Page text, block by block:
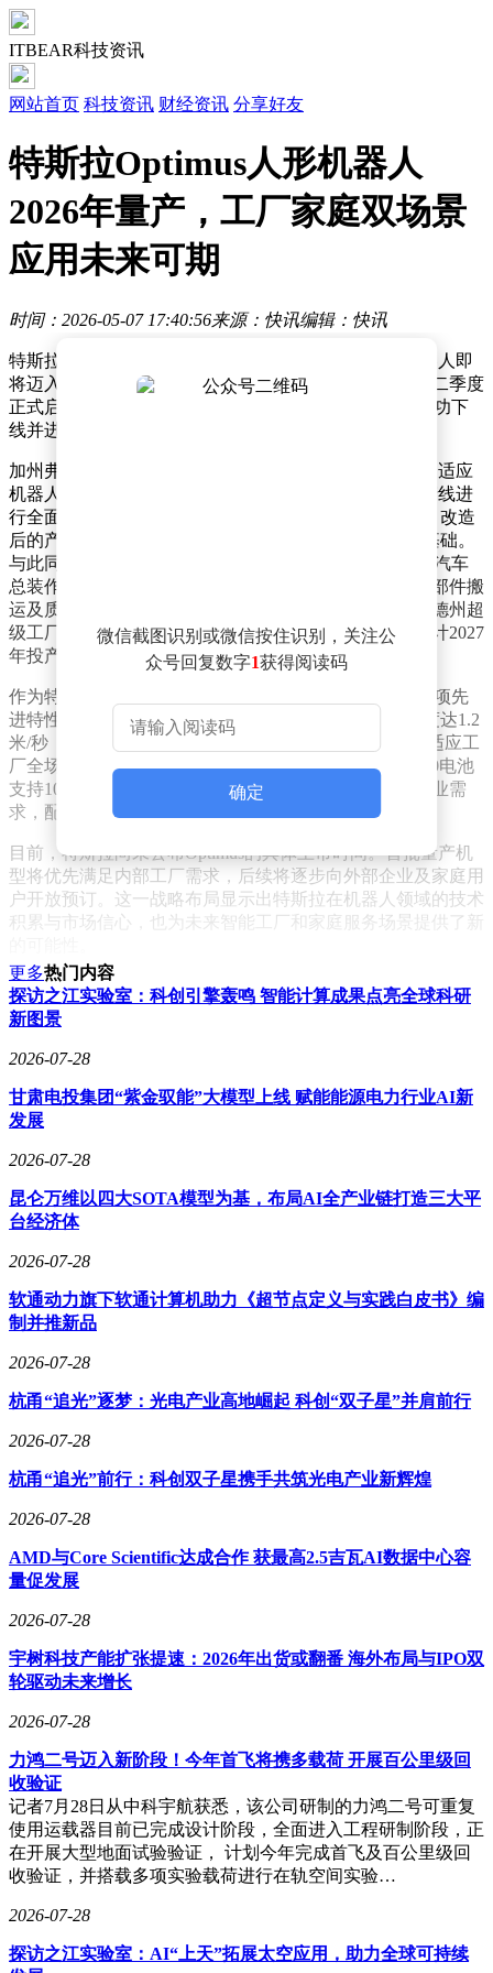
ITBEAR科技资讯
网站首页 科技资讯 财经资讯 分享好友
特斯拉Optimus人形机器人
2026年量产，工厂家庭双场景
应用未来可期
时间：2026-05-07 17:40:56来源：快讯编辑：快讯
特斯拉近日宣布，其研发的Optimus（擎天柱）人形机器人即
将迈入量产阶段。根据计划，这款机器人将于2026年第二季度
正式启动大规模生产，首批量产机型Optimus Gen-3已成功下
线并进入内部测试环节。
加州弗里蒙特工厂被选定为Optimus的核心生产基地。为适应
机器人生产需求，特斯拉已对原Model S/X旗舰车型生产线进
行全面改造，预计在4个月内完成产线切换与调试工作。改造
后的产线设计年产能可达100万台，为大规模生产奠定基础。
与此同时，上海超级工厂已投入50台Optimus Gen-3参与汽车
总装作业，这些机器人承担着座椅安装、内饰装配、零部件搬
运及质量检测等关键工序，为全球部署积累实践经验。德州超
级工厂的第二代机器人产线也在紧锣密鼓地规划中，预计2027
年投产，长期目标年产能高达1000万台。
作为特斯拉首款量产人形机器人，Optimus Gen-3具备多项先
进特性。该机器人身高173厘米，体重57公斤，行走速度达1.2
米/秒（约3.5公里/小时），最大负载能力为20公斤，可适应工
厂全场景作业需求。在续航方面，其搭载的2.3kWh 4680电池
支持10小时连续运行，仅需10分钟快充即可满足全天作业需
求，配合自主充电功能可实现24小时不间断工作。
目前，特斯拉尚未公布Optimus的具体上市时间。首批量产机
型将优先满足内部工厂需求，后续将逐步向外部企业及家庭用
户开放预订。这一战略布局显示出特斯拉在机器人领域的技术
积累与市场信心，也为未来智能工厂和家庭服务场景提供了新
微信截图识别或微信按住识别，关注公
众号回复数字1获得阅读码
确定
更多热门内容
探访之江实验室：科创引擎轰鸣 智能计算成果点亮全球科研
新图景
2026-07-28
甘肃电投集团“紫金驭能”大模型上线 赋能能源电力行业AI新
发展
2026-07-28
昆仑万维以四大SOTA模型为基，布局AI全产业链打造三大平
台经济体
2026-07-28
软通动力旗下软通计算机助力《超节点定义与实践白皮书》编
制并推新品
2026-07-28
杭甬“追光”逐梦：光电产业高地崛起 科创“双子星”并肩前行
2026-07-28
杭甬“追光”前行：科创双子星携手共筑光电产业新辉煌
2026-07-28
AMD与Core Scientific达成合作 获最高2.5吉瓦AI数据中心容
量促发展
2026-07-28
宇树科技产能扩张提速：2026年出货或翻番 海外布局与IPO双
轮驱动未来增长
2026-07-28
力鸿二号迈入新阶段！今年首飞将携多载荷 开展百公里级回
收验证
记者7月28日从中科宇航获悉，该公司研制的力鸿二号可重复
使用运载器目前已完成设计阶段，全面进入工程研制阶段，正
在开展大型地面试验验证， 计划今年完成首飞及百公里级回
收验证，并搭载多项实验载荷进行在轨空间实验…
2026-07-28
探访之江实验室：AI“上天”拓展太空应用，助力全球可持续